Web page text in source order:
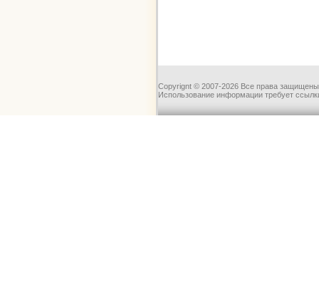
Copyrignt © 2007-2026 Все права
Использование информации требует